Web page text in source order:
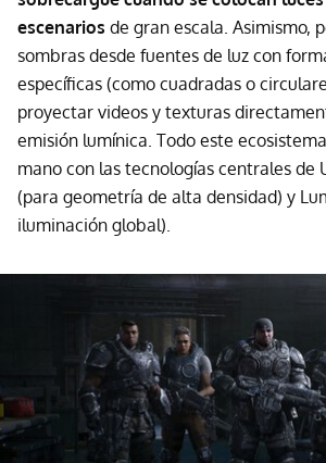
escenarios de gran escala. Asimismo,
sombras desde fuentes de luz con
específicas (como cuadradas o
proyectar videos y texturas
emisión lumínica. Todo este
mano con las tecnologías centrales de
(para geometría de alta densidad) y
iluminación global).